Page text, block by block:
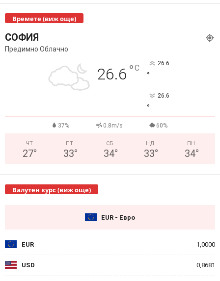
Времете (виж още)
СОФИЯ
Предимно Облачно
26.6 °C 26.6
°
26.6
°
37% 0.8m/s 60%
ЧТ
27°
ПТ
33°
СБ
34°
НД
33°
ПН
34°
Валутен курс (виж още)
EUR - Евро
EUR 1,0000
USD 0,8681